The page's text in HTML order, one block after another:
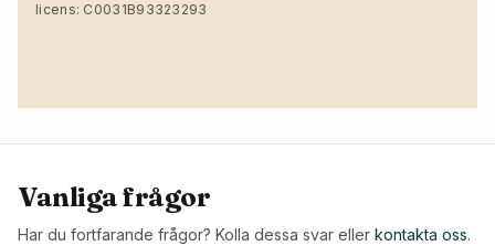
licens: C0031B93323293
Vanliga frågor
Har du fortfarande frågor? Kolla dessa svar eller kontakta oss.